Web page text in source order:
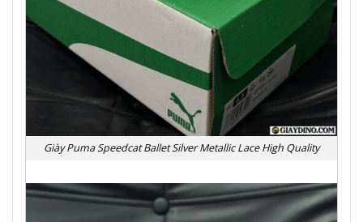
Giày Puma Speedcat Ballet Silver Metallic Lace High Quality